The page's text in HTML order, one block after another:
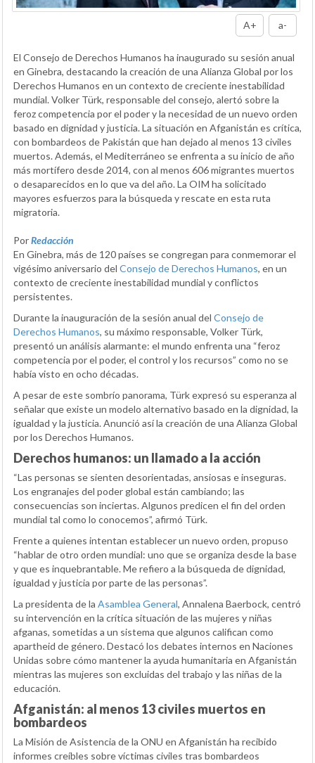
A+ a-
El Consejo de Derechos Humanos ha inaugurado su sesión anual
en Ginebra, destacando la creación de una Alianza Global por los
Derechos Humanos en un contexto de creciente inestabilidad
mundial. Volker Türk, responsable del consejo, alertó sobre la
feroz competencia por el poder y la necesidad de un nuevo orden
basado en dignidad y justicia. La situación en Afganistán es crítica,
con bombardeos de Pakistán que han dejado al menos 13 civiles
muertos. Además, el Mediterráneo se enfrenta a su inicio de año
más mortífero desde 2014, con al menos 606 migrantes muertos
o desaparecidos en lo que va del año. La OIM ha solicitado
mayores esfuerzos para la búsqueda y rescate en esta ruta
migratoria.
PorRedacción
En Ginebra, más de 120 países se congregan para conmemorar el
vigésimo aniversario del Consejo de Derechos Humanos, en un
contexto de creciente inestabilidad mundial y conflictos
persistentes.
Durante la inauguración de la sesión anual del Consejo de
Derechos Humanos, su máximo responsable, Volker Türk,
presentó un análisis alarmante: el mundo enfrenta una “feroz
competencia por el poder, el control y los recursos” como no se
había visto en ocho décadas.
A pesar de este sombrío panorama, Türk expresó su esperanza al
señalar que existe un modelo alternativo basado en la dignidad, la
igualdad y la justicia. Anunció así la creación de una Alianza Global
por los Derechos Humanos.
Derechos humanos: un llamado a la acción
“Las personas se sienten desorientadas, ansiosas e inseguras.
Los engranajes del poder global están cambiando; las
consecuencias son inciertas. Algunos predicen el fin del orden
mundial tal como lo conocemos”, afirmó Türk.
Frente a quienes intentan establecer un nuevo orden, propuso
“hablar de otro orden mundial: uno que se organiza desde la base
y que es inquebrantable. Me refiero a la búsqueda de dignidad,
igualdad y justicia por parte de las personas”.
La presidenta de la Asamblea General, Annalena Baerbock, centró
su intervención en la crítica situación de las mujeres y niñas
afganas, sometidas a un sistema que algunos califican como
apartheid de género. Destacó los debates internos en Naciones
Unidas sobre cómo mantener la ayuda humanitaria en Afganistán
mientras las mujeres son excluidas del trabajo y las niñas de la
educación.
Afganistán: al menos 13 civiles muertos en
bombardeos
La Misión de Asistencia de la ONU en Afganistán ha recibido
informes creíbles sobre víctimas civiles tras bombardeos